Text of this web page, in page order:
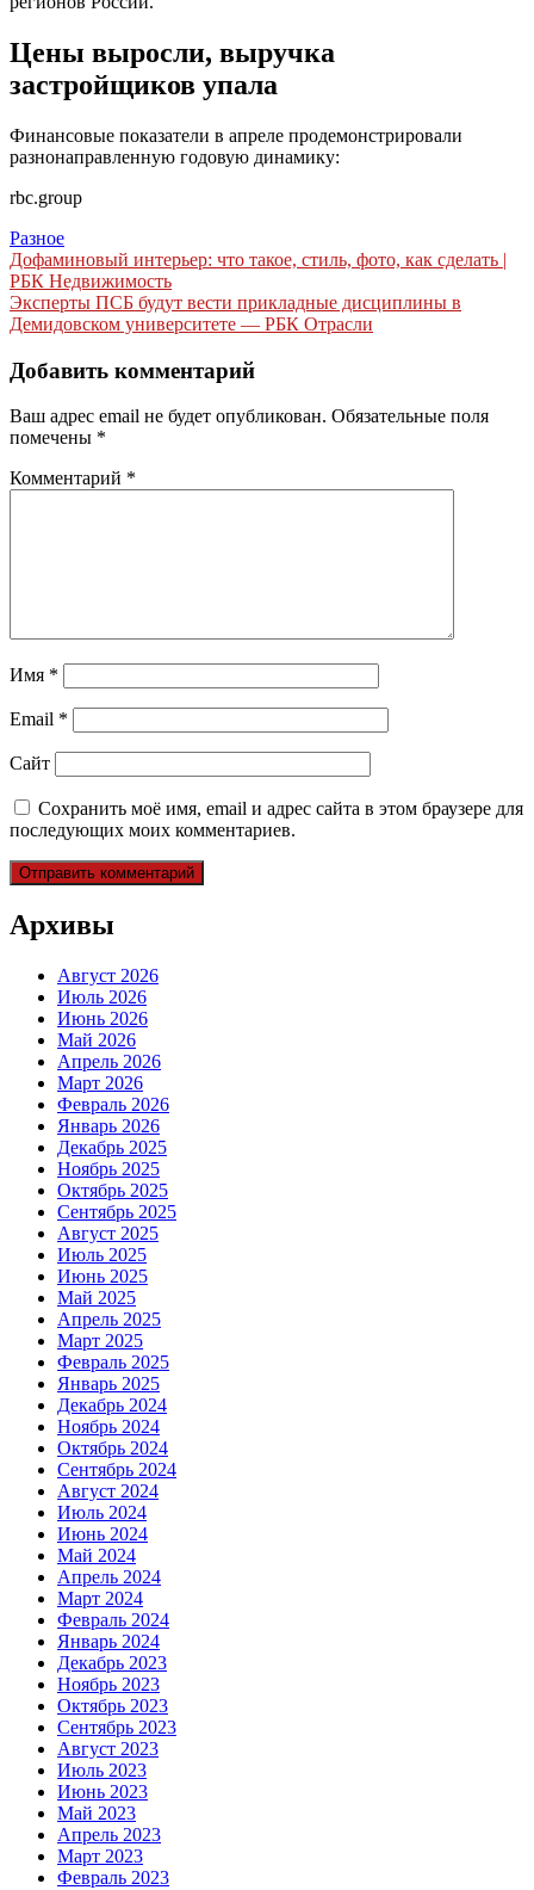
Цены выросли, выручка
застройщиков упала
Финансовые показатели в апреле продемонстрировали
разнонаправленную годовую динамику:
rbc.group
Разное
Навигация
по
записям
Дофаминовый интерьер: что такое, стиль, фото, как сделать |
РБК Недвижимость
Эксперты ПСБ будут вести прикладные дисциплины в
Демидовском университете — РБК Отрасли
Добавить комментарий
Ваш адрес email не будет опубликован. Обязательные поля
помечены *
Комментарий *
Имя *
Email *
Сайт
Сохранить моё имя, email и адрес сайта в этом браузере для
последующих моих комментариев.
Архивы
Август 2026
Июль 2026
Июнь 2026
Май 2026
Апрель 2026
Март 2026
Февраль 2026
Январь 2026
Декабрь 2025
Ноябрь 2025
Октябрь 2025
Сентябрь 2025
Август 2025
Июль 2025
Июнь 2025
Май 2025
Апрель 2025
Март 2025
Февраль 2025
Январь 2025
Декабрь 2024
Ноябрь 2024
Октябрь 2024
Сентябрь 2024
Август 2024
Июль 2024
Июнь 2024
Май 2024
Апрель 2024
Март 2024
Февраль 2024
Январь 2024
Декабрь 2023
Ноябрь 2023
Октябрь 2023
Сентябрь 2023
Август 2023
Июль 2023
Июнь 2023
Май 2023
Апрель 2023
Март 2023
Февраль 2023